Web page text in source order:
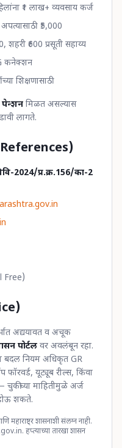
₹1 लाख+ व्यवसाय कर्ज
₹5,000
शहरी ₹600 प्रसूती सहाय्य
कनेक्शन
शिक्षणासाठी
पेन्शन मिळत असल्यास
लागते.
2024/प्र.क्र.156/का-2
Free)
अद्ययावत व अचूक
पोर्टल वर अवलंबून रहा.
बदल नियम अधिकृत GR
फॉरवर्ड, यूट्यूब रील्स, किंवा
माहितीमुळे अर्ज
शकते.
शासनाशी संलग्न नाही.
हप्त्याच्या तारखा शासन